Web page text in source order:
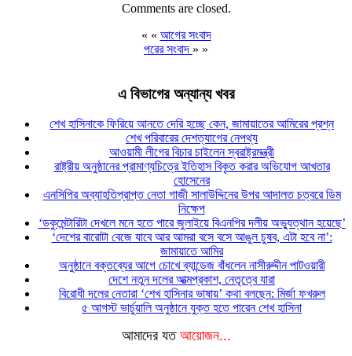
Comments are closed.
« « আগের সংবাদ
পরের সংবাদ » »
এ বিভাগের অন্যান্য খবর
শেখ হাসিনাকে ফিরিয়ে আনতে দেরি হচ্ছে কেন, জামায়াতের আমিরের প্রশ্ন
শেখ পরিবারের দেশত্যাগের নেপথ্য
আওয়ামী লীগের বিচার চাইলেন স্বরাষ্ট্রমন্ত্রী
রাষ্ট্রীয় অনুষ্ঠানের প্রামাণ্যচিত্রে ইতিহাস বিকৃত করার অভিযোগ আখতার
হোসেনের
এনসিপির অব্যাহতিপ্রাপ্ত নেতা গাজী সালাউদ্দিনের উপর আদালত চত্বরে ডিম
নিক্ষেপ
‘ডকুমেন্টারিটা দেখলে মনে হতে পারে জুলাইয়ে বিএনপির দলীয় অভ্যুত্থান হয়েছে’
‘দেশের বারোটা বেজে যাবে আর আমরা বসে বসে আঙুল চুষব, এটা হবে না’:
জামায়াতে আমির
অনুষ্ঠানে বক্তব্যের আগে চোখে ব্যান্ডেজ বাঁধলেন নাসীরুদ্দীন পাটওয়ারী
দেশে নতুন দলের আত্মপ্রকাশ, নেতৃত্বে যারা
বিরোধী দলের নেতারা ‘শেখ হাসিনার ভাষায়’ কথা বলছেন: মির্জা ফখরুল
৫ আগস্ট ভার্চুয়ালি অনুষ্ঠানে যুক্ত হতে পারেন শেখ হাসিনা
আমাদের যত আয়োজন...